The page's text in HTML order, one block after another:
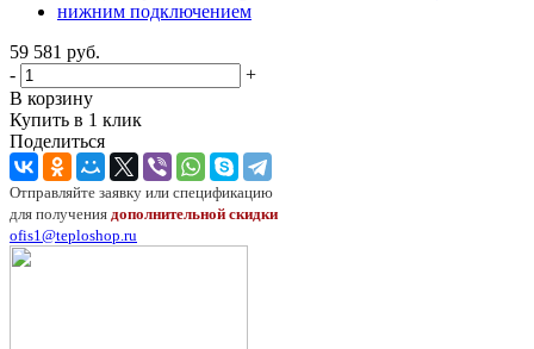
59 581 руб.
-
+
В корзину
Купить в 1 клик
Поделиться
Отправляйте заявку или спецификацию
для получения дополнительной скидки
ofis1@teploshop.ru